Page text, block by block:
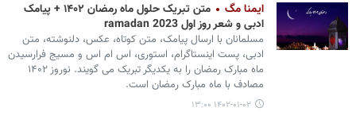
ایمنا مگ
متن تبریک حلول ماه رمضان ۱۴۰۲ + پیامک
ادبی و شعر روز اول ramadan 2023
مسلمانان با ارسال پیامک، متن کوتاه، عکس، دلنوشته، متن
ادبی، پست اینستاگرام، استوری، اس ام اس و مسیج فرارسیدن
ماه مبارک رمضان را به یکدیگر تبریک می گویند. نوروز ۱۴۰۲
مصادف با ماه مبارک رمضان است.
۱۴۰۲-۰۱-۰۲ ۱۳:۰۰